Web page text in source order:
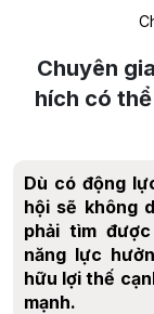
Chuyên
hích có
Dù có động
hội sẽ không
phải tìm
năng lực
hữu lợi thế
mạnh.